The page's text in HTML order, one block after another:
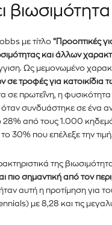
στο
και
τα νέα
της αγοράς.
απλώς εισάγετε τη
στο κουμπί εγγραφής
με τίτλο “Προοπτικές
και άλλων
Ως μεμονωμένο
σε τροφές για κατοικίδια
σε πρωτεΐνη, η
συνδυάστηκε σε ένα
28% από τους 1.000
30% που επέλεξε την
της
πιο σημαντική από τον
ήταν αυτή η προτίμηση για
με 8,28 και τις